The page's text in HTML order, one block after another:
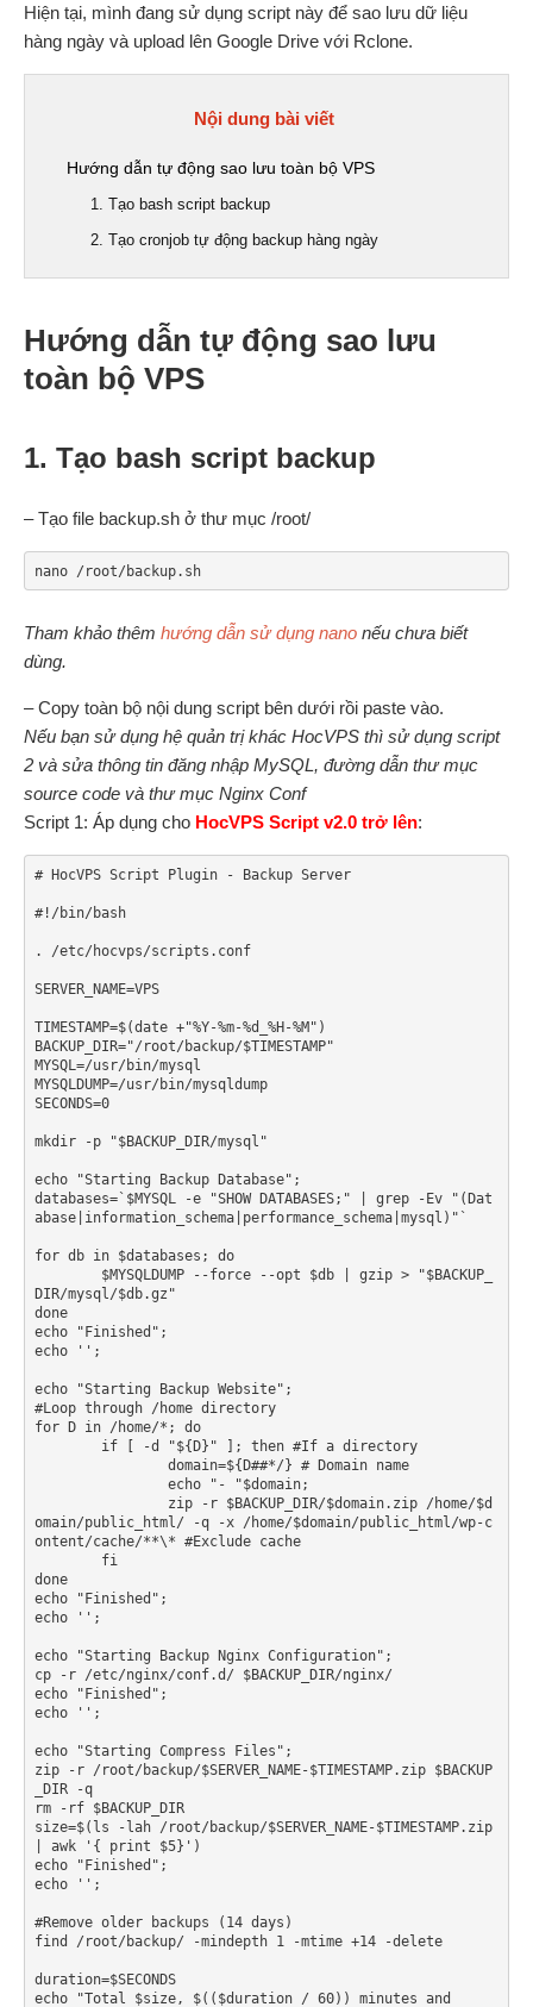
Hiện tại, mình đang sử dụng script này để sao lưu dữ liệu
hàng ngày và upload lên Google Drive với Rclone.
Nội dung bài viết
Hướng dẫn tự động sao lưu toàn bộ VPS
1. Tạo bash script backup
2. Tạo cronjob tự động backup hàng ngày
Hướng dẫn tự động sao lưu
toàn bộ VPS
1. Tạo bash script backup
– Tạo file backup.sh ở thư mục /root/
nano /root/backup.sh
Tham khảo thêm hướng dẫn sử dụng nano nếu chưa biết
dùng.
– Copy toàn bộ nội dung script bên dưới rồi paste vào.
Nếu bạn sử dụng hệ quản trị khác HocVPS thì sử dụng script
2 và sửa thông tin đăng nhập MySQL, đường dẫn thư mục
source code và thư mục Nginx Conf
Script 1: Áp dụng cho HocVPS Script v2.0 trở lên:
# HocVPS Script Plugin - Backup Server
#!/bin/bash
. /etc/hocvps/scripts.conf
SERVER_NAME=VPS
TIMESTAMP=$(date +"%Y-%m-%d_%H-%M")
BACKUP_DIR="/root/backup/$TIMESTAMP"
MYSQL=/usr/bin/mysql
MYSQLDUMP=/usr/bin/mysqldump
SECONDS=0
mkdir -p "$BACKUP_DIR/mysql"
echo "Starting Backup Database";
databases=`$MYSQL -e "SHOW DATABASES;" | grep -Ev "(Dat
abase|information_schema|performance_schema|mysql)"`
for db in $databases; do
DIR/mysql/$db.gz"
done
echo "Finished";
echo '';
echo "Starting Backup Website";
#Loop through /home directory
for D in /home/*; do
omain/public_html/ -q -x /home/$domain/public_html/wp-c
ontent/cache/**\* #Exclude cache
done
echo "Finished";
echo '';
echo "Starting Backup Nginx Configuration";
cp -r /etc/nginx/conf.d/ $BACKUP_DIR/nginx/
echo "Finished";
echo '';
echo "Starting Compress Files";
zip -r /root/backup/$SERVER_NAME-$TIMESTAMP.zip $BACKUP
_DIR -q
rm -rf $BACKUP_DIR
size=$(ls -lah /root/backup/$SERVER_NAME-$TIMESTAMP.zip
| awk '{ print $5}')
echo "Finished";
echo '';
#Remove older backups (14 days)
find /root/backup/ -mindepth 1 -mtime +14 -delete
duration=$SECONDS
echo "Total $size, $(($duration / 60)) minutes and